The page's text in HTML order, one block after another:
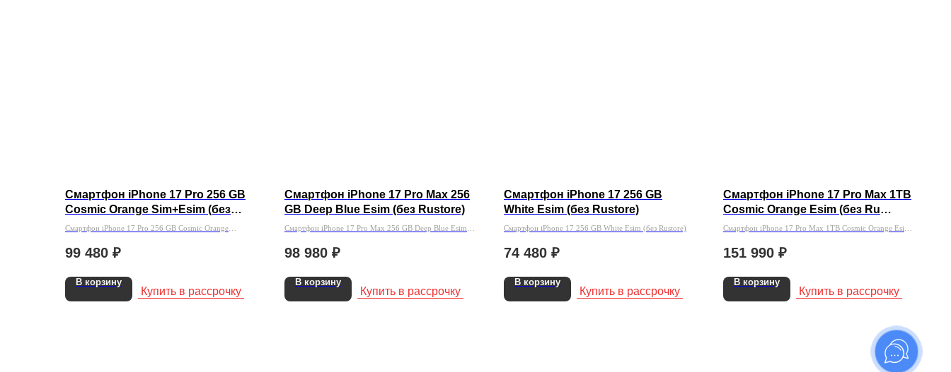
Смартфон iPhone 17 Pro 256 GB
Cosmic Orange Sim+Esim (без
Rustore)
Смартфон iPhone 17 Pro 256 GB Cosmic Orange
99 480 ₽
В корзину
Купить в рассрочку
Смартфон iPhone 17 Pro Max 256
GB Deep Blue Esim (без Rustore)
Смартфон iPhone 17 Pro Max 256 GB Deep Blue Esim
98 980 ₽
В корзину
Купить в рассрочку
Смартфон iPhone 17 256 GB
White Esim (без Rustore)
Смартфон iPhone 17 256 GB White Esim (без Rustore)
74 480 ₽
В корзину
Купить в рассрочку
Смартфон iPhone 17 Pro Max 1TB
Cosmic Orange Esim (без Ru
Store)
Смартфон iPhone 17 Pro Max 1TB Cosmic Orange Esim
151 990 ₽
В корзину
Купить в рассрочку